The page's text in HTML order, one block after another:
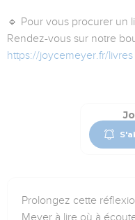
🔹 Pour vous procurer un
Rendez-vous sur notre
https://joycemeyer.fr/livres
Prolongez cette
Meyer à lire où à